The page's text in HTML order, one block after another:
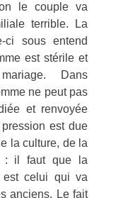
le couple va
terrible. La
ci sous entend
est stérile et
Dans
ne peut pas
et renvoyée
est due
la culture, de la
: il faut que la
est celui qui va
anciens. Le fait